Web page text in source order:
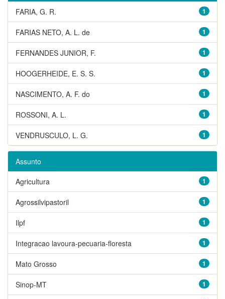
1
FARIA, G. R.
1
FARIAS NETO, A. L. de
1
FERNANDES JUNIOR, F.
1
HOOGERHEIDE, E. S. S.
1
NASCIMENTO, A. F. do
1
ROSSONI, A. L.
1
VENDRUSCULO, L. G.
Assunto
1
Agricultura
1
Agrossilvipastoril
1
Ilpf
1
Integracao lavoura-pecuaria-floresta
1
Mato Grosso
1
Sinop-MT